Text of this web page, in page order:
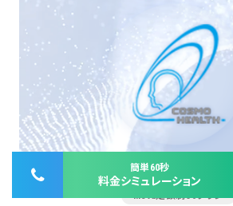
簡単60秒
料金シミュレーション
Meta定額制30プラン